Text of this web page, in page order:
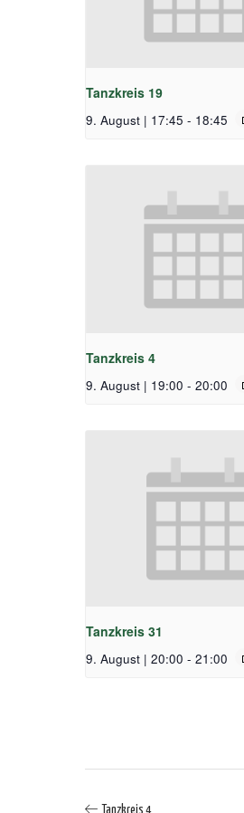
Tanzkreis 19
9. August | 17:45 - 18:45
Tanzkreis 4
9. August | 19:00 - 20:00
Tanzkreis 31
9. August | 20:00 - 21:00
Tanzkreis 4